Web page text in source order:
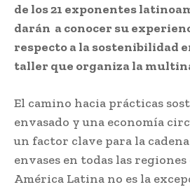
de los 21 exponentes
darán a conocer su
respecto a la sostenibilidad
taller que organiza la
El camino hacia prácticas
envasado y una economía
un factor clave para la
envases en todas las
América Latina no es la